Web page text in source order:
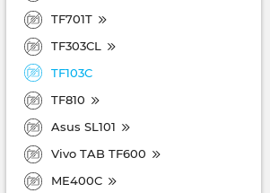
TF701T
TF303CL
TF103C
TF810
Asus SL101
Vivo TAB TF600
ME400C